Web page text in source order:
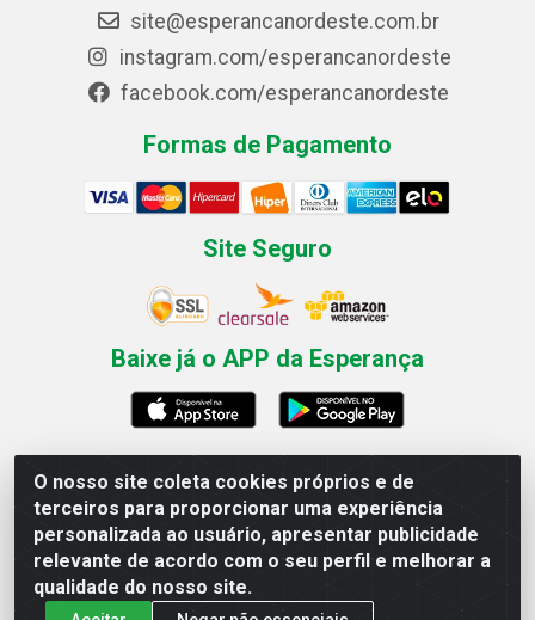
O nosso site coleta cookies próprios e de
terceiros para proporcionar uma experiência
personalizada ao usuário, apresentar publicidade
relevante de acordo com o seu perfil e melhorar a
qualidade do nosso site.
site@esperancanordeste.com.br
instagram.com/esperancanordeste
facebook.com/esperancanordeste
Formas de Pagamento
Site Seguro
Baixe já o APP da Esperança
Esperança Nordeste - Rua Professor Caldas Filho, 291 -
Estância - Recife / PE CEP: 50771-335 - CNPJ
03.666.136/0001-23